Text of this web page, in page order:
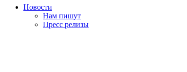
Новости
Нам пишут
Пресс релизы